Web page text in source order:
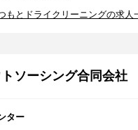
もとドライクリーニングの求人
ソーシング合同会社
ター